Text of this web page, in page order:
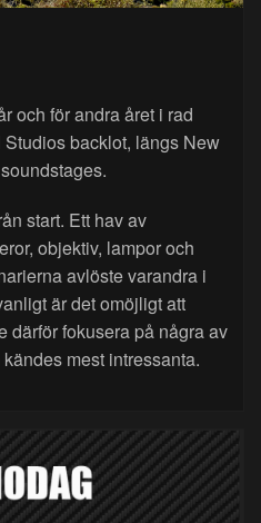
och för andra året i rad
backlot, längs New
start. Ett hav av
objektiv, lampor och
avlöste varandra i
är det omöjligt att
därför fokusera på några av
mest intressanta.